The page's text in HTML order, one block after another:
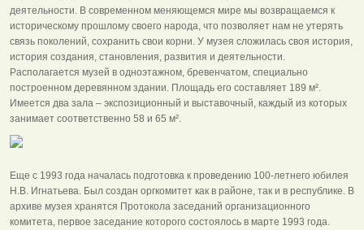
деятельности. В современном меняющемся мире мы возвращаемся к
историческому прошлому своего народа, что позволяет нам не утерять
связь поколений, сохранить свои корни. У музея сложилась своя история,
история создания, становления, развития и деятельности.
Располагается музей в одноэтажном, бревенчатом, специально
построенном деревянном здании. Площадь его составляет 189 м².
Имеется два зала – экспозиционный и выставочный, каждый из которых
занимает соответственно 58 и 65 м².
Еще с 1993 года началась подготовка к проведению 100-летнего юбилея
Н.В. Игнатьева. Был создан оргкомитет как в районе, так и в республике. В
архиве музея хранятся Протокола заседаний организационного
комитета, первое заседание которого состоялось в марте 1993 года.